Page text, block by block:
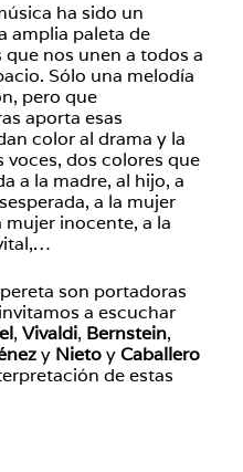
ha sido un
amplia paleta de
nos unen a todos a
Sólo una melodía
pero que
aporta esas
color al drama y la
voces, dos colores que
a la madre, al hijo, a
a la mujer
mujer inocente, a la
son portadoras
a escuchar
, Vivaldi, Bernstein,
y Nietoy Caballero
de estas